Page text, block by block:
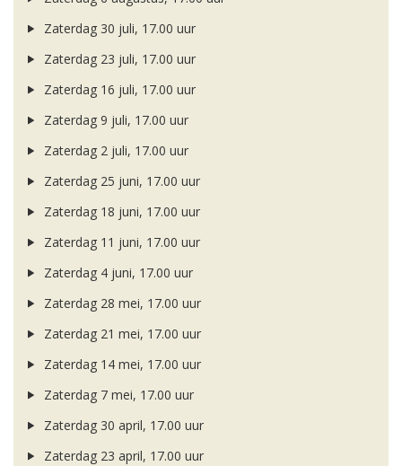
Zaterdag 30 juli, 17.00 uur
Zaterdag 23 juli, 17.00 uur
Zaterdag 16 juli, 17.00 uur
Zaterdag 9 juli, 17.00 uur
Zaterdag 2 juli, 17.00 uur
Zaterdag 25 juni, 17.00 uur
Zaterdag 18 juni, 17.00 uur
Zaterdag 11 juni, 17.00 uur
Zaterdag 4 juni, 17.00 uur
Zaterdag 28 mei, 17.00 uur
Zaterdag 21 mei, 17.00 uur
Zaterdag 14 mei, 17.00 uur
Zaterdag 7 mei, 17.00 uur
Zaterdag 30 april, 17.00 uur
Zaterdag 23 april, 17.00 uur